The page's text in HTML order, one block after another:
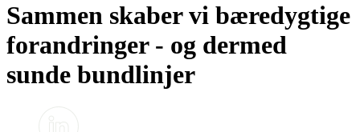
Sammen skaber vi bæredygtige
forandringer - og dermed
sunde bundlinjer